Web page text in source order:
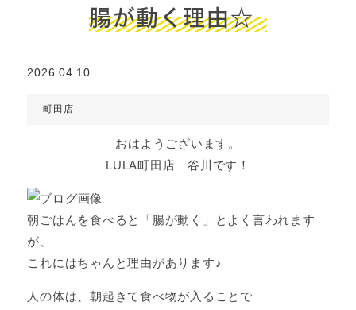
腸が動く理由☆
2026.04.10
町田店
おはようございます。
LULA町田店 谷川です！
朝ごはんを食べると「腸が動く」とよく言われます
が、
これにはちゃんと理由があります♪
人の体は、朝起きて食べ物が入ることで